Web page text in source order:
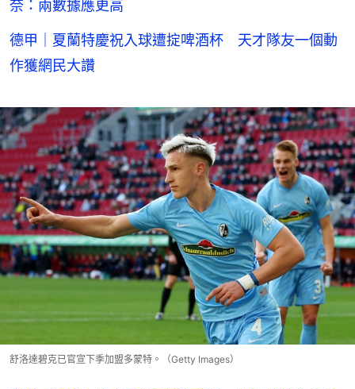
奈：兩數據應更高
德甲｜夏蘭特慶祝入球遭掟啤酒杯 天才隊友一個動
作獲網民大讚
舒洛達碧克已官宣下季加盟多蒙特。（Getty Images）